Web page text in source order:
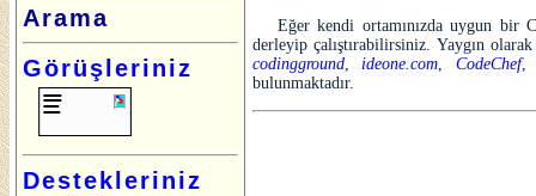
Arama
Görüşleriniz
Destekleriniz
Eğer kendi ortamınızda uygun bir
derleyip çalıştırabilirsiniz. Yaygın
codingground,ideone.com, CodeChef
bulunmaktadır.